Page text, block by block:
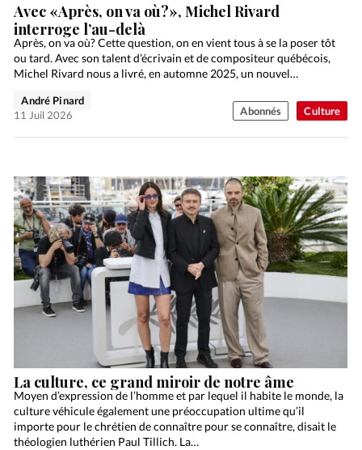
Culture
Avec «Après, on va où?», Michel Rivard
interroge l’au-delà
Après, on va où? Cette question, on en vient tous à se la poser tôt
ou tard. Avec son talent d’écrivain et de compositeur québécois,
Michel Rivard nous a livré, en automne 2025, un nouvel…
André Pinard
11 Juil 2026
Abonnés
La culture, ce grand miroir de notre âme
Moyen d’expression de l’homme et par lequel il habite le monde, la
culture véhicule également une préoccupation ultime qu’il
importe pour le chrétien de connaître pour se connaître, disait le
théologien luthérien Paul Tillich. La…